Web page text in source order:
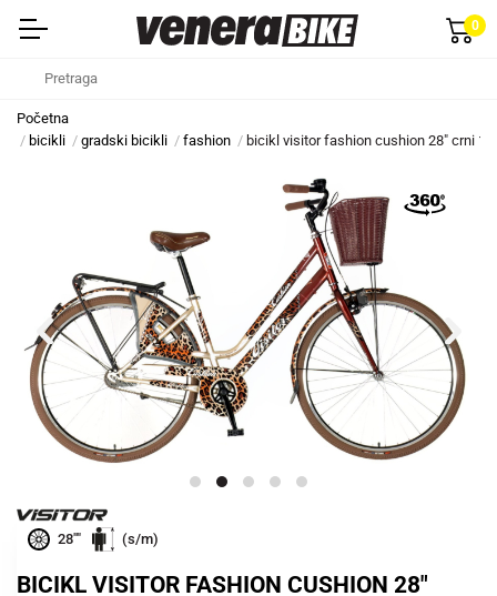
0
Početna
bicikli
gradski bicikli fashion bicikl visitor fashion cushion 28" crni 1
28"" (s/m)
BICIKL VISITOR FASHION CUSHION 28"